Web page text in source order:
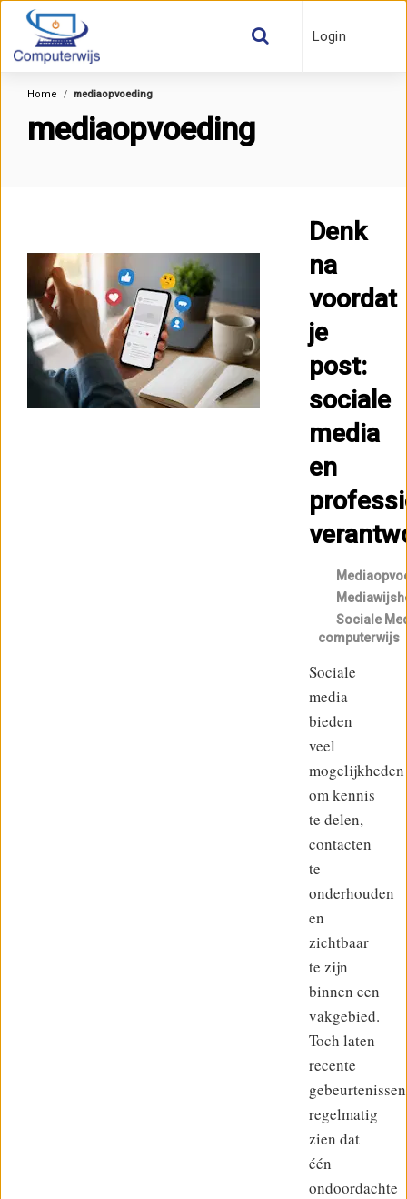
Login
Home mediaopvoeding
mediaopvoeding
Denk
na
voordat
je
post:
sociale
media
en
Sociale
computerwijs
Sociale
media
bieden
veel
mogelijkheden
om kennis
te delen,
contacten
te
onderhouden
en
zichtbaar
te zijn
binnen een
vakgebied.
Toch laten
recente
gebeurtenissen
regelmatig
zien dat
één
ondoordachte